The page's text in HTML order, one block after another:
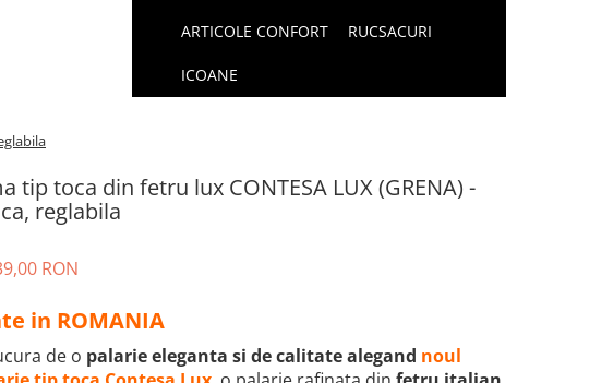
ARTICOLE CONFORT RUCSACURI
ICOANE
tip toca din fetru lux CONTESA LUX (GRENA) -
reglabila
RON
in ROMANIA
de o palarie eleganta si de calitate alegand noul